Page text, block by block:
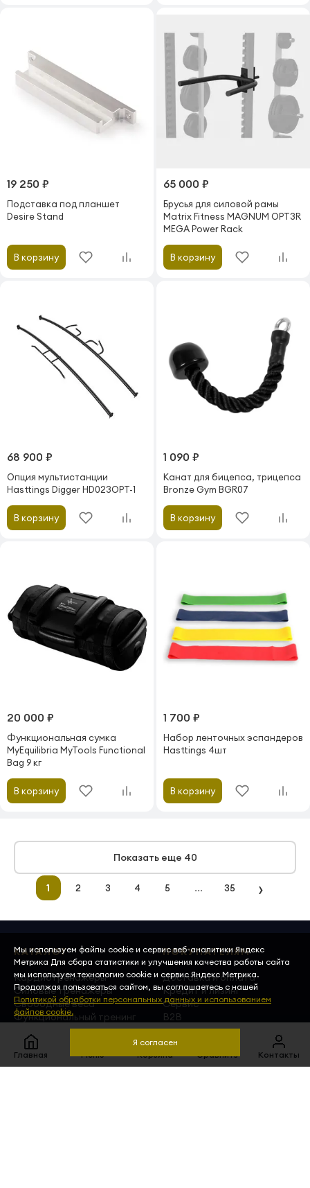
19 250 ₽
Подставка под планшет
Desire Stand
В корзину
65 000 ₽
Брусья для силовой рамы
Matrix Fitness MAGNUM OPT3R
MEGA Power Rack
В корзину
68 900 ₽
Опция мультистанции
Hasttings Digger HD023OPT-1
В корзину
1 090 ₽
Канат для бицепса, трицепса
Bronze Gym BGR07
В корзину
20 000 ₽
Функциональная сумка
MyEquilibria MyTools Functional
Bag 9 кг
В корзину
1 700 ₽
Набор ленточных эспандеров
Hasttings 4шт
В корзину
Показать еще 40
1 2 3 4 5 ... 35 ›
КАТАЛОГ
Кардиотренажеры
Силовые тренажеры
Свободные веса
Функциональный тренинг
ПОКУПАТЕЛЯМ
Доставка и оплата
Кредит и лизинг
Сервис
B2B
О КОМПАНИИ
Контакты
Мы используем файлы cookie и сервис веб-аналитики Яндекс
Метрика Для сбора статистики и улучшения качества работы сайта
мы используем технологию cookie и сервис Яндекс Метрика.
Продолжая пользоваться сайтом, вы соглашаетесь с нашей
Политикой обработки персональных данных и использованием
файлов cookie.
Я согласен
Главная
Меню Корзина Сравнить Контакты